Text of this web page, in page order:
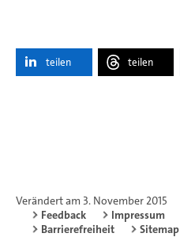
teilen teilen
Verändert am 3. November 2015
Feedback
Impressum
Barrierefreiheit
Sitemap